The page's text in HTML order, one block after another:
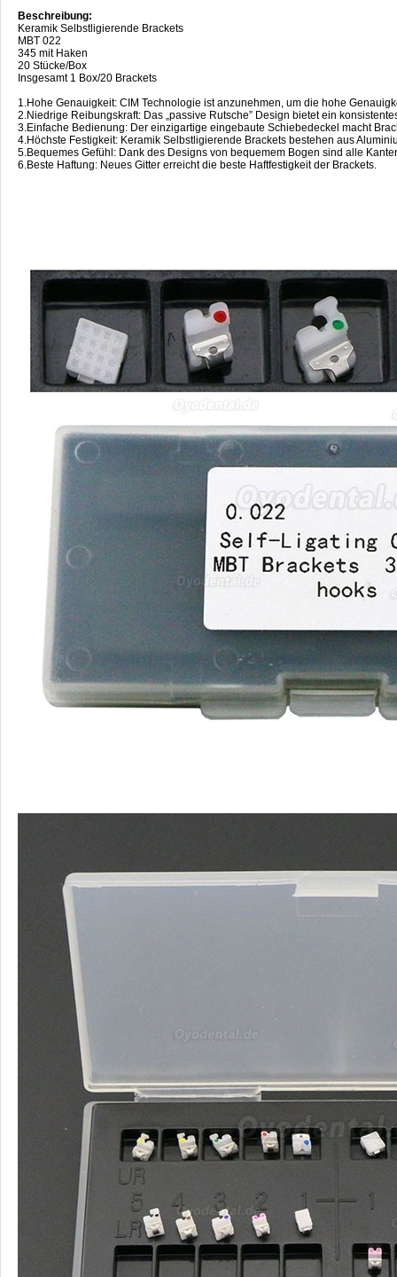
Beschreibung:
Keramik Selbstligierende Brackets
MBT 022
345 mit Haken
20 Stücke/Box
Insgesamt 1 Box/20 Brackets
1.Hohe Genauigkeit: CIM Technologie ist anzunehmen, um die hohe
2.Niedrige Reibungskraft: Das „passive Rutsche” Design bietet ein
3.Einfache Bedienung: Der einzigartige eingebaute Schiebedeckel macht
4.Höchste Festigkeit: Keramik Selbstligierende Brackets bestehen aus
5.Bequemes Gefühl: Dank des Designs von bequemem Bogen sind alle
6.Beste Haftung: Neues Gitter erreicht die beste Haftfestigkeit der Brackets.